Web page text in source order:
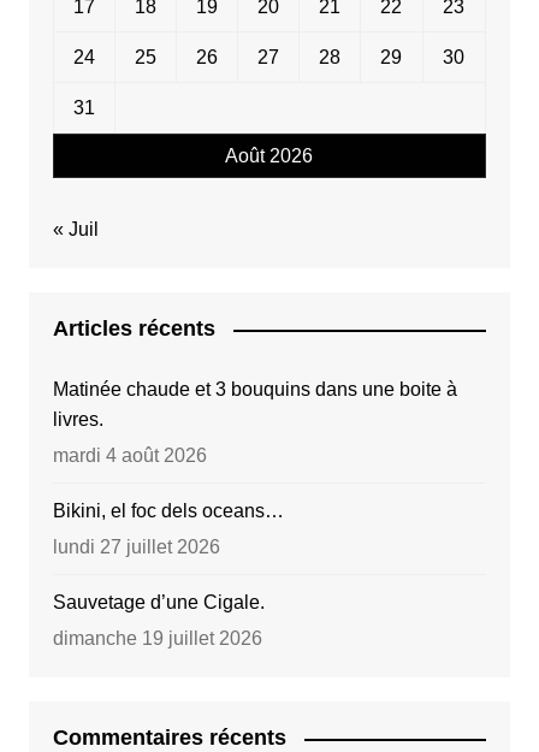
Août 2026
17 18 19 20 21 22 23
24 25 26 27 28 29 30
31
« Juil
Articles récents
Matinée chaude et 3 bouquins dans une boite à
livres.
mardi 4 août 2026
Bikini, el foc dels oceans…
lundi 27 juillet 2026
Sauvetage d’une Cigale.
dimanche 19 juillet 2026
Commentaires récents